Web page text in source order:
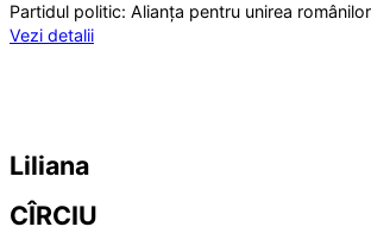
Partidul politic: Alianța pentru unirea
Vezi detalii
Liliana
CÎRCIU